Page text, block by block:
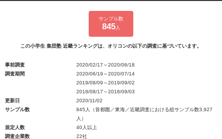
サンプル数
845人
この小学生 集団塾 近畿ランキングは、オリコンの以下の調査に基づいています。
事前調査
2020/02/17～2020/06/18
調査期間
2020/06/19～2020/07/14
2019/08/09～2019/09/02
2018/08/17～2018/09/03
更新日
2020/11/02
サンプル数
845人（首都圏／東海／近畿調査における総サンプル数3,927
人）
規定人数
40人以上
調査企業数
22社